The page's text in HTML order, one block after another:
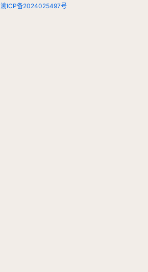
渝ICP备2024025497号